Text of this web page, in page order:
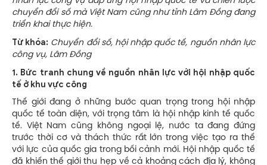
chuyển đổi số mà Việt Nam cũng như tỉnh Lâm Đồng đang
triển khai thực hiện.
Từ khóa: Chuyển đổi số, hội nhập quốc tế, nguồn nhân lực
công vụ, Lâm Đồng
1. Bức tranh chung về nguồn nhân lực với hội nhập quốc
tế ở khu vực công
Thế giới đang ở những bước quan trọng trong hội nhập
quốc tế toàn diện, với trọng tâm là hội nhập kinh tế quốc
tế. Việt Nam cũng không ngoại lệ, nước ta đang đứng
trước thời cơ và thách thức rất lớn trong việc tạo ra thế
với lực của quốc gia trong bối cảnh mới. Hội nhập quốc tế
đã khiến thế giới thu hẹp về cả khoảng cách địa lý, không